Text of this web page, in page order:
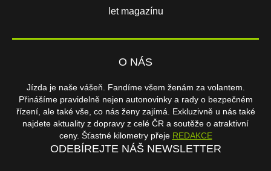
let magazínu
O NÁS
Jízda je naše vášeň. Fandíme všem ženám za volantem.
Přinášíme pravidelně nejen autonovinky a rady o bezpečném
řízení, ale také vše, co nás ženy zajímá. Exkluzivně u nás také
najdete aktuality z dopravy z celé ČR a soutěže o atraktivní
ceny. Šťastné kilometry přeje REDAKCE
ODEBÍREJTE NÁŠ NEWSLETTER